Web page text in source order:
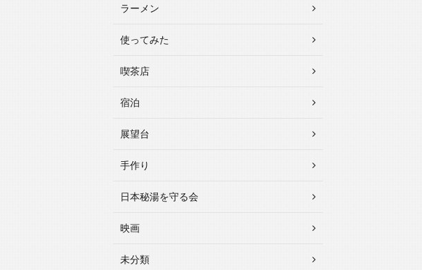
ラーメン
使ってみた
喫茶店
宿泊
展望台
手作り
日本秘湯を守る会
映画
未分類